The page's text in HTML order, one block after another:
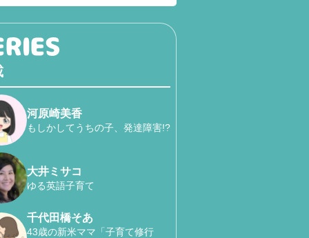
河原崎美香
もしかしてうちの子、発達障害!?
大井ミサコ
ゆる英語子育て
千代田橋そあ
43歳の新米ママ「子育て修行